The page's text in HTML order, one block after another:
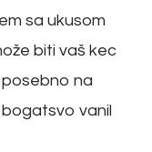
sa ukusom
biti vaš kec
na
vanil